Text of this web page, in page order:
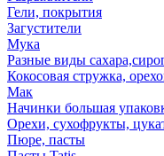
Гели, покрытия
Загустители
Мука
Разные виды
Кокосовая стружка,
Мак
Начинки большая
Орехи, сухофрукты,
Пюре, пасты